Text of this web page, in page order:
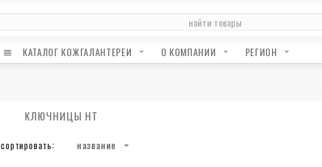
КАТАЛОГ КОЖГАЛАНТЕРЕИ О КОМПАНИИ РЕГИОН
КЛЮЧНИЦЫ HT
сортировать: название